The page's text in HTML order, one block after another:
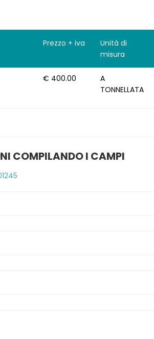
Prezzo + iva
Unità di
misura
€ 400.00
A
TONNELLATA
COMPILANDO I CAMPI